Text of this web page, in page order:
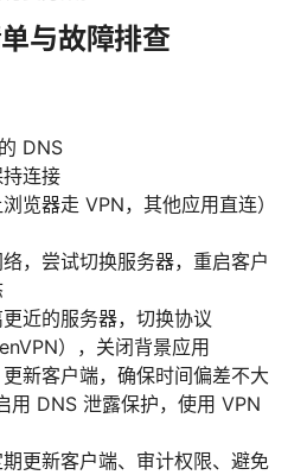
与故障排查
DNS
连接
览器走 VPN，其他应用直连）
，尝试切换服务器，重启客户
近的服务器，切换协议
），关闭背景应用
新客户端，确保时间偏差不大
用 DNS 泄露保护，使用 VPN
更新客户端、审计权限、避免